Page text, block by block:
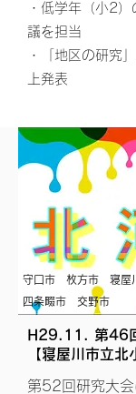
・低学年（小2
議を担当
・「地区の研究
上発表
守口市 枚方市 寝屋
四条畷市 交野市
H29.11. 第46
【寝屋川市立
第52回研究大会